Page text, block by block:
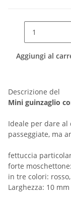
Aggiungi al
Descrizione del
Mini guinzaglio
Ideale per dare
passeggiate, ma
fettuccia
forte
in tre colori:
Larghezza: 10 mm